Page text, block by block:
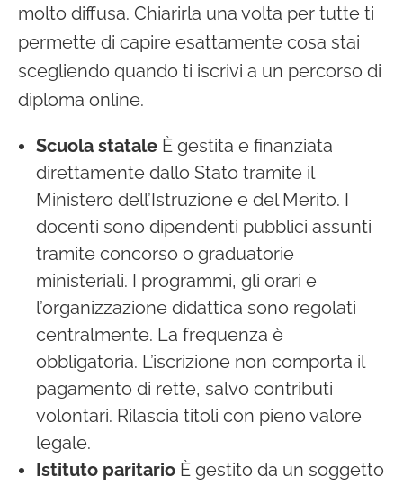
molto diffusa. Chiarirla una volta per tutte ti
permette di capire esattamente cosa stai
scegliendo quando ti iscrivi a un percorso di
diploma online.
Scuola statale È gestita e finanziata
direttamente dallo Stato tramite il
Ministero dell’Istruzione e del Merito. I
docenti sono dipendenti pubblici assunti
tramite concorso o graduatorie
ministeriali. I programmi, gli orari e
l’organizzazione didattica sono regolati
centralmente. La frequenza è
obbligatoria. L’iscrizione non comporta il
pagamento di rette, salvo contributi
volontari. Rilascia titoli con pieno valore
legale.
Istituto paritario È gestito da un soggetto